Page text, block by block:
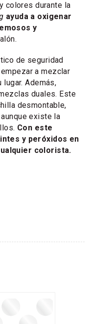
colores durante la
ayuda a oxigenar
y
de seguridad
a mezclar
lugar. Además,
duales. Este
desmontable,
existe la
Con este
y peróxidos en
colorista.